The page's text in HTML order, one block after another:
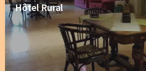
Hôtel Rural